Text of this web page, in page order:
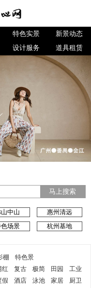
特色实景
新景动态
设计服务 道具租赁
马上搜索
中山
惠州清远
场景 杭州基地
棚 特色景
红 复古 极简 田园
工业
假 酒店 泳池 家居
厨卫